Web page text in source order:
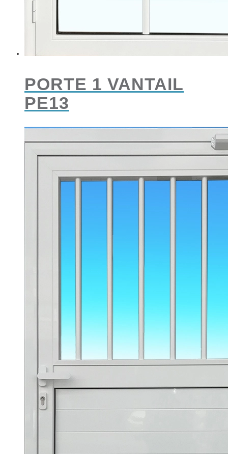
PORTE 1 VANTAIL
PE13